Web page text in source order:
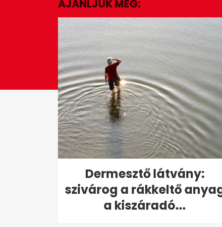
secondsVolume
0%
AJÁNLJUK MÉG:
Dermesztő látvány:
szivárog a rákkeltő
a kiszáradó...